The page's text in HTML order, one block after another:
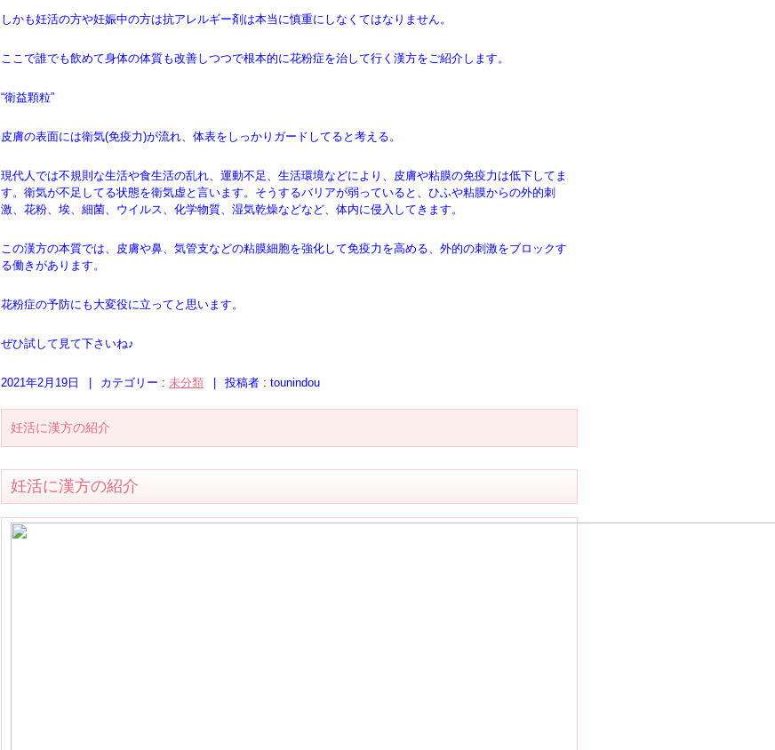
しかも妊活の方や妊娠中の方は抗アレルギー剤は本当に慎重にしなくてはなりません。
ここで誰でも飲めて身体の体質も改善しつつで根本的に花粉症を治して行く漢方をご紹介します。
“衛益顆粒”
皮膚の表面には衛気(免疫力)が流れ、体表をしっかりガードしてると考える。
現代人では不規則な生活や食生活の乱れ、運動不足、生活環境などにより、皮膚や粘膜の免疫力は低下してま
す。衛気が不足してる状態を衛気虚と言います。そうするバリアが弱っていると、ひふや粘膜からの外的刺
激、花粉、埃、細菌、ウイルス、化学物質、湿気乾燥などなど、体内に侵入してきます。
この漢方の本質では、皮膚や鼻、気管支などの粘膜細胞を強化して免疫力を高める、外的の刺激をブロックす
る働きがあります。
花粉症の予防にも大変役に立ってと思います。
ぜひ試して見て下さいね♪
2021年2月19日 カテゴリー : 未分類 投稿者 : tounindou
妊活に漢方の紹介
妊活に漢方の紹介